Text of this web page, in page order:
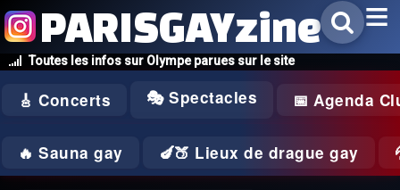
Toutes les infos sur Olympe parues sur le site
PARISGAYzine
🎸 Concerts 🎭 Spectacles 📅 Agenda
🔥 Sauna gay 🍆🍑 Lieux de drague gay